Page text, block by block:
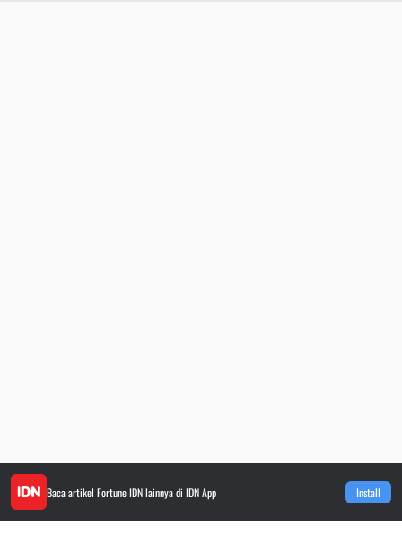
Baca artikel Fortune IDNlainnya di IDN App Install